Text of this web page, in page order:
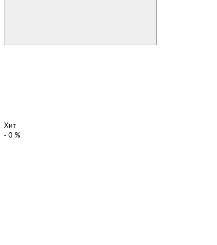
Хит
- 0 %